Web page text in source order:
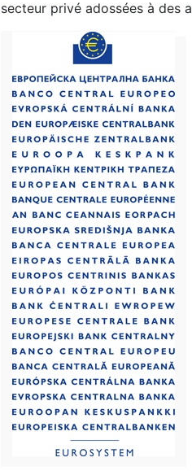
secteur privé adossées à des